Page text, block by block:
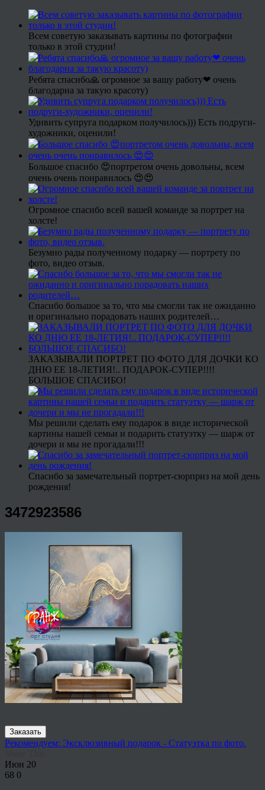
Всем советую заказывать картины по фотографии
только в этой студии!
Ребята спасибо🙏 огромное за вашу работу❤ очень
благодарна за такую красоту)
Удивить супруга подарком получилось))) Есть подруги-
художники, оценили!
Большое спасибо 😍портретом очень довольны, всем
очень очень понравилось 😍😍
Огромное спасибо всей вашей команде за портрет на
холсте!
Безумно рады полученному подарку — портрету по
фото, видео отзыв.
Спасибо большое за то, что мы смогли так не ожиданно
и оригинально порадовать наших родителей…
ЗАКАЗЫВАЛИ ПОРТРЕТ ПО ФОТО ДЛЯ ДОЧКИ КО
ДНЮ ЕЕ 18-ЛЕТИЯ!.. ПОДАРОК-СУПЕР!!!!
БОЛЬШОЕ СПАСИБО!
Мы решили сделать ему подарок в виде исторической
картины нашей семьи и подарить статуэтку — шарж от
дочери и мы не прогадали!!!
Спасибо за замечательный портрет-сюрприз на мой день
рождения!
3472923586
Заказать
Рекомендуем: Эксклюзивный подарок - Статуэтка по фото.
Июн 20
68 0